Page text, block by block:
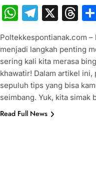
WhatsApp
X
Poltekkespontianak.com
menjadi langkah penting
sering kali kita merasa
khawatir! Dalam artikel
sepuluh tips yang bisa
seimbang. Yuk, kita simak
Read Full News